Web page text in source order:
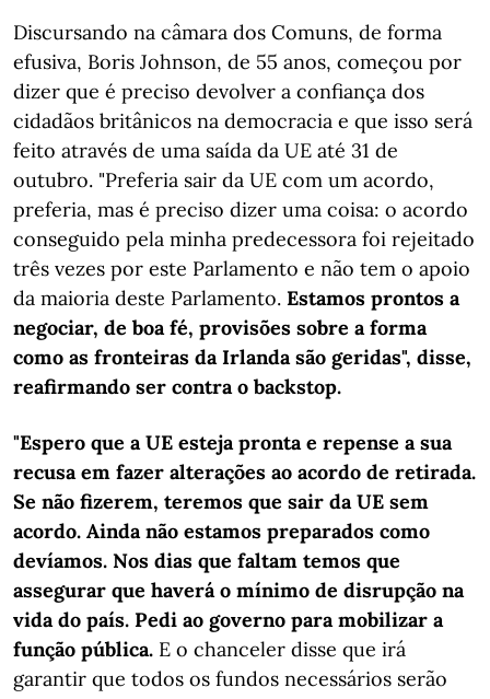
Discursando na câmara dos Comuns, de forma
efusiva, Boris Johnson, de 55 anos, começou por
dizer que é preciso devolver a confiança dos
cidadãos britânicos na democracia e que isso será
feito através de uma saída da UE até 31 de
outubro. "Preferia sair da UE com um acordo,
preferia, mas é preciso dizer uma coisa: o acordo
conseguido pela minha predecessora foi rejeitado
três vezes por este Parlamento e não tem o apoio
da maioria deste Parlamento. Estamos prontos a
negociar, de boa fé, provisões sobre a forma
como as fronteiras da Irlanda são geridas", disse,
reafirmando ser contra o backstop.
"Espero que a UE esteja pronta e repense a sua
recusa em fazer alterações ao acordo de retirada.
Se não fizerem, teremos que sair da UE sem
acordo. Ainda não estamos preparados como
devíamos. Nos dias que faltam temos que
assegurar que haverá o mínimo de disrupção na
vida do país. Pedi ao governo para mobilizar a
função pública. E o chanceler disse que irá
garantir que todos os fundos necessários serão